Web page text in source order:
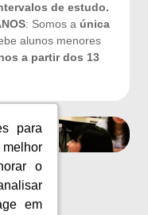
para
o
em
para
o
em
de estudo.
: Somos a única
alunos menores
a partir dos 13